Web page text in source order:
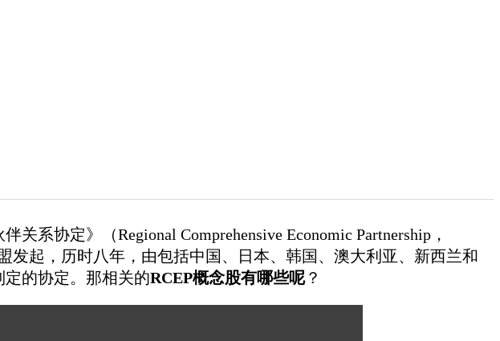
系协定》（Regional Comprehensive Economic Partnership，
发起，历时八年，由包括中国、日本、韩国、澳大利亚、新西兰和
定的协定。那相关的RCEP概念股有哪些呢？